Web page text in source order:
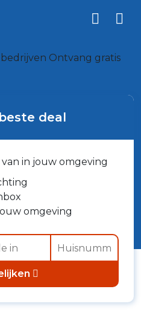
Ontvang gratis
deal
in jouw omgeving
omgeving